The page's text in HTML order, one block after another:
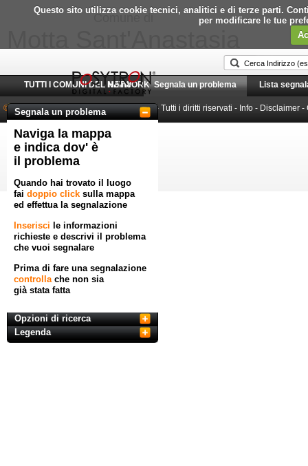
Questo sito utilizza cookie tecnici, analitici e di terze parti.
per modificare le tue
TUTTI I COMUNI DEL NETWORK
Home Segnala un problema Lista
Segnala un problema
Naviga la mappa
e indica dov' è
il problema
Quando hai trovato il luogo
fai doppio click sulla mappa
ed effettua la segnalazione
Inserisci le informazioni
richieste e descrivi il problema
che vuoi segnalare
Prima di fare una segnalazione
controllache non sia
già stata fatta
Opzioni di ricerca
Legenda
© 2010-2026 Posytron Engineering S.r.l.- Tutti i diritti riservati - Info - Disclaimer -
Powered by GeoWorkflow